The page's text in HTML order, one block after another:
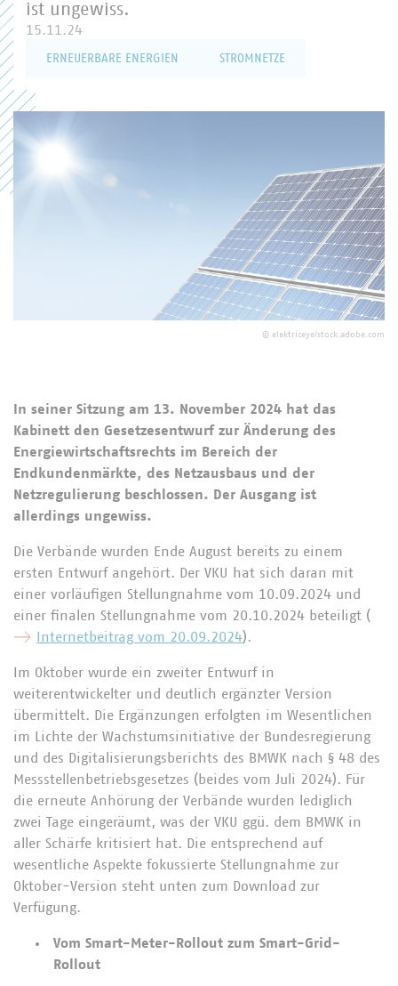
ist ungewiss.
15.11.24
ERNEUERBARE ENERGIEN STROMNETZE
© elektriceye/stock.adobe.com
In seiner Sitzung am 13. November 2024 hat das
Kabinett den Gesetzesentwurf zur Änderung des
Energiewirtschaftsrechts im Bereich der
Endkundenmärkte, des Netzausbaus und der
Netzregulierung beschlossen. Der Ausgang ist
allerdings ungewiss.
Die Verbände wurden Ende August bereits zu einem
ersten Entwurf angehört. Der VKU hat sich daran mit
einer vorläufigen Stellungnahme vom 10.09.2024 und
einer finalen Stellungnahme vom 20.10.2024 beteiligt (
Internetbeitrag vom 20.09.2024).
Im Oktober wurde ein zweiter Entwurf in
weiterentwickelter und deutlich ergänzter Version
übermittelt. Die Ergänzungen erfolgten im Wesentlichen
im Lichte der Wachstumsinitiative der Bundesregierung
und des Digitalisierungsberichts des BMWK nach § 48 des
Messstellenbetriebsgesetzes (beides vom Juli 2024). Für
die erneute Anhörung der Verbände wurden lediglich
zwei Tage eingeräumt, was der VKU ggü. dem BMWK in
aller Schärfe kritisiert hat. Die entsprechend auf
wesentliche Aspekte fokussierte Stellungnahme zur
Oktober-Version steht unten zum Download zur
Verfügung.
Vom Smart-Meter-Rollout zum Smart-Grid-
Rollout